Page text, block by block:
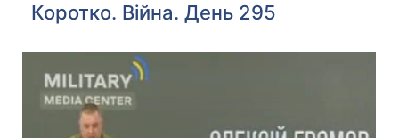
Коротко. Війна. День 295